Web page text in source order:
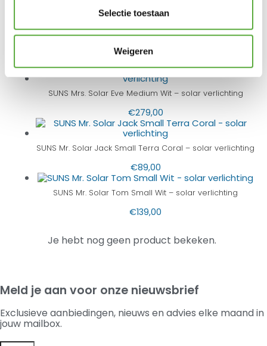
Selectie toestaan
Weigeren
SUNS Mr. Solar Jack Medium Antraciet – solar verlichting
€169,00
SUNS Mrs. Solar Eve Medium Wit – solar verlichting
€279,00
SUNS Mr. Solar Jack Small Terra Coral – solar verlichting
€89,00
SUNS Mr. Solar Tom Small Wit – solar verlichting
€139,00
Je hebt nog geen product bekeken.
Meld je aan voor onze nieuwsbrief
Exclusieve aanbiedingen, nieuws en advies elke maand in
jouw mailbox.